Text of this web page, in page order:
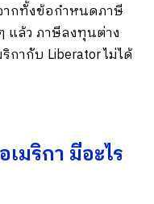
กทั้งข้อกำหนดภาษี
แล้ว ภาษีลงทุนต่าง
กากับ Liberator ไม่ได้
มริกา มีอะไร